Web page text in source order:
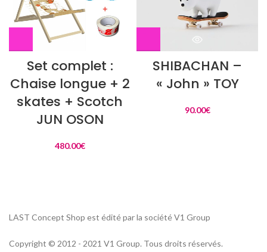
Set complet :
Chaise longue + 2
skates + Scotch
JUN OSON
480.00€
SHIBACHAN –
« John » TOY
90.00€
LAST Concept Shop est édité par la société V1 Group
Copyright © 2012 - 2021 V1 Group. Tous droits réservés.